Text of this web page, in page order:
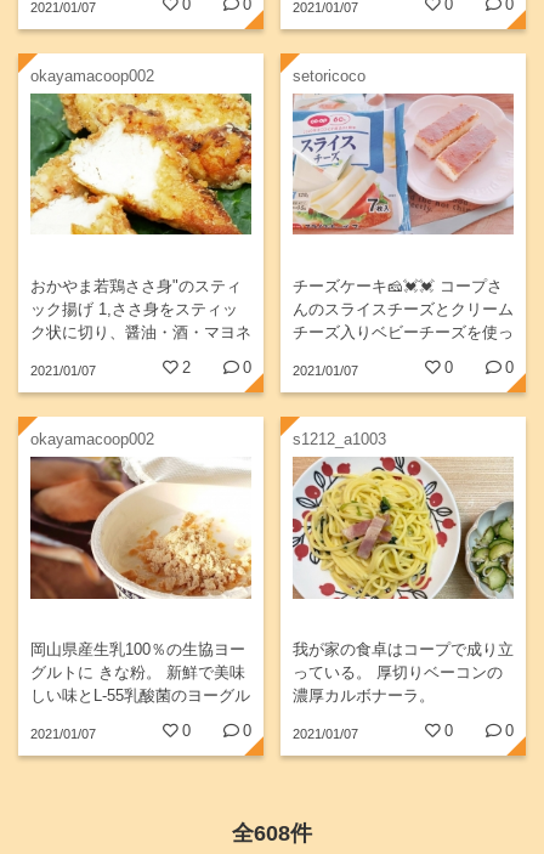
る。
2021/01/07 0 0
『ツナと梅』の組み合わせ💓💓
今日は炊き込みご飯にしてみま
した🎶...
2021/01/07 0 0
okayamacoop002
おかやま若鶏ささ身"のスティ
ック揚げ 1,ささ身をスティッ
ク状に切り、醤油・酒・マヨネ
に入れてよく揉みこむ。...
2021/01/07 2 0
setoricoco
チーズケーキ🧀💓💓 コープさ
んのスライスチーズとクリーム
チーズ入りベビーチーズを使っ
ました🎵 ボトムはリッツと豆
乳で✌️😆...
2021/01/07 0 0
okayamacoop002
岡山県産生乳100％の生協ヨー
グルトに きな粉。 新鮮で美味
しい味とL-55乳酸菌のヨーグル
トと北海道産だいずのイソフラ
ボン！...
2021/01/07 0 0
s1212_a1003
我が家の食卓はコープで成り立
っている。 厚切りベーコンの
濃厚カルボナーラ。
2021/01/07 0 0
全608件